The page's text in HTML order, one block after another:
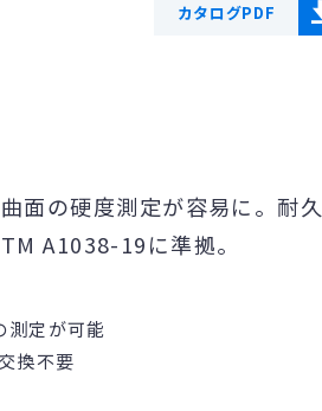
カタログPDF
面の硬度測定が容易に。耐久
A1038-19に準拠。
定が可能
換不要